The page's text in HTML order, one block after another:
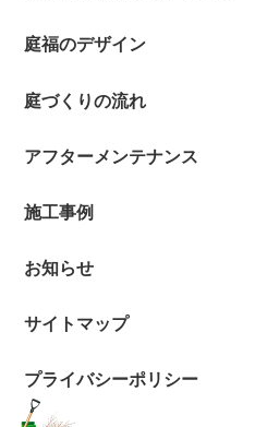
庭福のデザイン
庭づくりの流れ
アフターメンテナンス
施工事例
お知らせ
サイトマップ
プライバシーポリシー